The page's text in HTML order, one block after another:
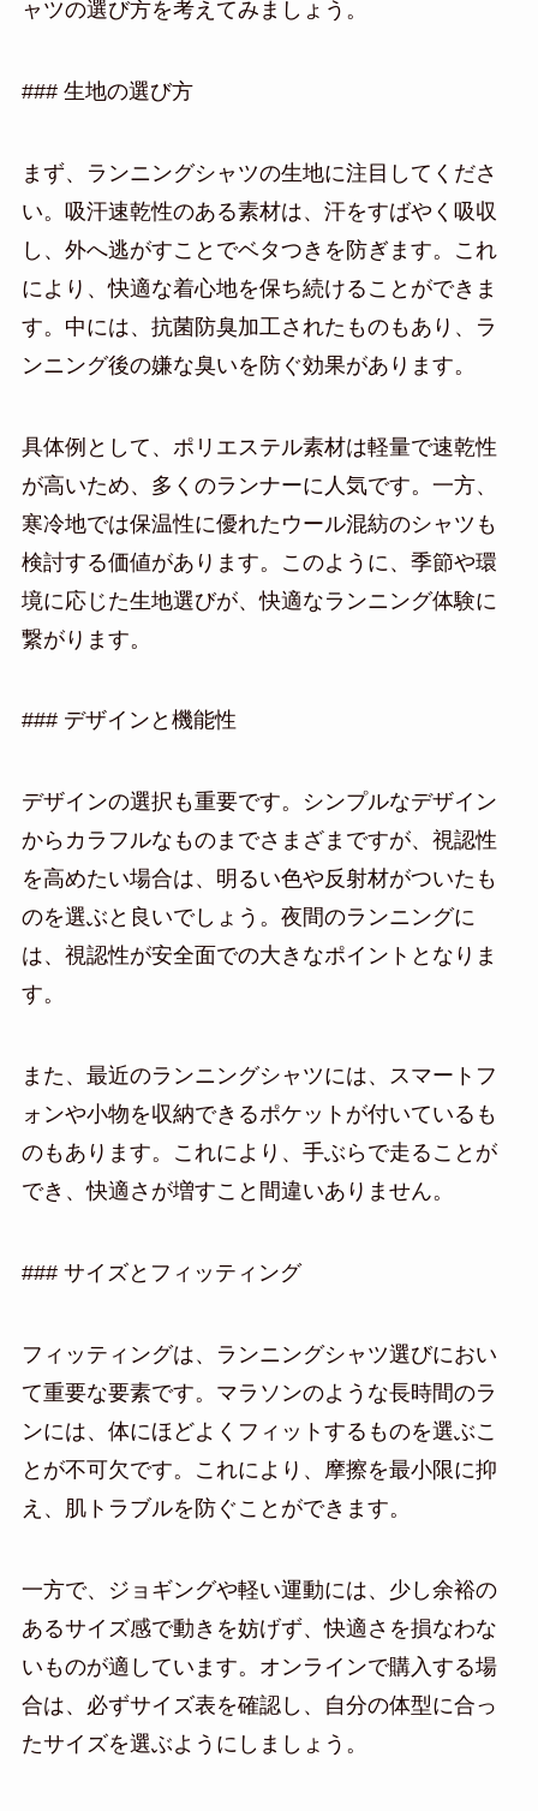
ャツの選び方を考えてみましょう。
### 生地の選び方
まず、ランニングシャツの生地に注目してくださ
い。吸汗速乾性のある素材は、汗をすばやく吸収
し、外へ逃がすことでベタつきを防ぎます。これ
により、快適な着心地を保ち続けることができま
す。中には、抗菌防臭加工されたものもあり、ラ
ンニング後の嫌な臭いを防ぐ効果があります。
具体例として、ポリエステル素材は軽量で速乾性
が高いため、多くのランナーに人気です。一方、
寒冷地では保温性に優れたウール混紡のシャツも
検討する価値があります。このように、季節や環
境に応じた生地選びが、快適なランニング体験に
繋がります。
### デザインと機能性
デザインの選択も重要です。シンプルなデザイン
からカラフルなものまでさまざまですが、視認性
を高めたい場合は、明るい色や反射材がついたも
のを選ぶと良いでしょう。夜間のランニングに
は、視認性が安全面での大きなポイントとなりま
す。
また、最近のランニングシャツには、スマートフ
ォンや小物を収納できるポケットが付いているも
のもあります。これにより、手ぶらで走ることが
でき、快適さが増すこと間違いありません。
### サイズとフィッティング
フィッティングは、ランニングシャツ選びにおい
て重要な要素です。マラソンのような長時間のラ
ンには、体にほどよくフィットするものを選ぶこ
とが不可欠です。これにより、摩擦を最小限に抑
え、肌トラブルを防ぐことができます。
一方で、ジョギングや軽い運動には、少し余裕の
あるサイズ感で動きを妨げず、快適さを損なわな
いものが適しています。オンラインで購入する場
合は、必ずサイズ表を確認し、自分の体型に合っ
たサイズを選ぶようにしましょう。